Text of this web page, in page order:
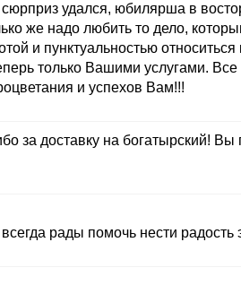
сюрприз удался, юбилярша в
же надо любить то дело,
и пунктуальностью
только Вашими услугами.
и успехов Вам!!!
за доставку на богатырский! Вы
рады помочь нести